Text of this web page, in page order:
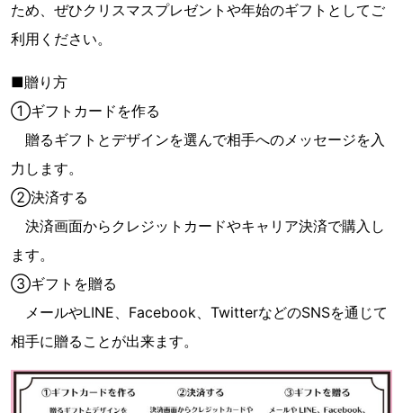
ため、ぜひクリスマスプレゼントや年始のギフトとしてご
利用ください。
■贈り方
①ギフトカードを作る
贈るギフトとデザインを選んで相手へのメッセージを入
力します。
②決済する
決済画面からクレジットカードやキャリア決済で購入し
ます。
③ギフトを贈る
メールやLINE、Facebook、TwitterなどのSNSを通じて
相手に贈ることが出来ます。